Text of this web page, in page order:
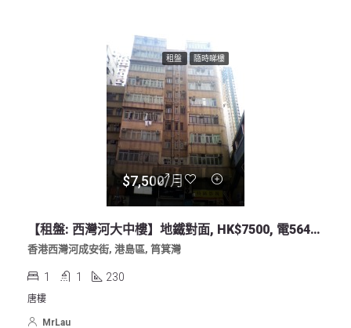
租盤 隨時睇樓
$7,500/月
【租盤: 西灣河大中樓】地鐵對面, HK$7500, 電56464028
香港西灣河成安街, 港島區, 筲箕灣
1 1 230
唐樓
MrLau